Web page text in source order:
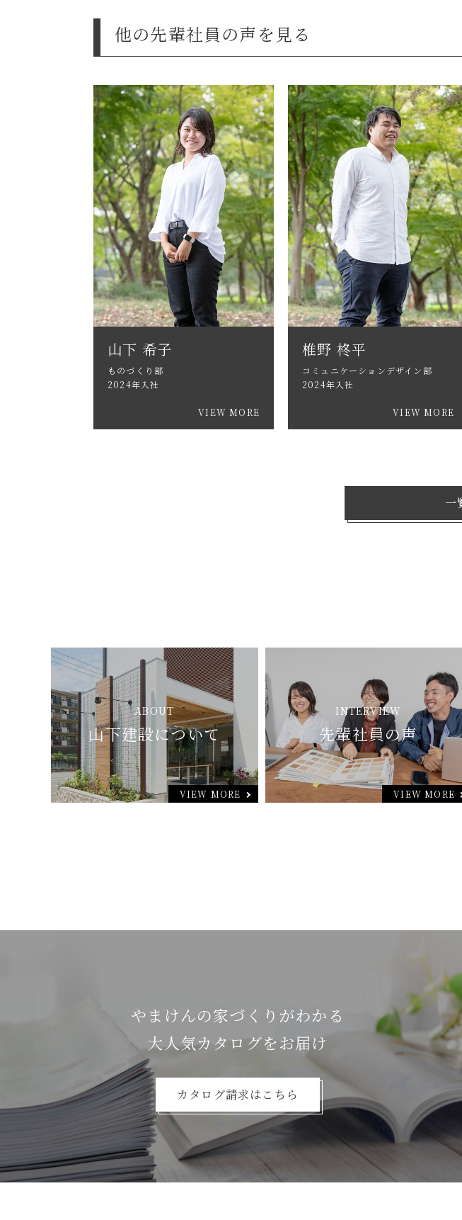
他の先輩社員の声を見る
山下 希子
ものづくり部
2024年入社
VIEW MORE
椎野 柊平
コミュニケーションデザイン部
2024年入社
VIEW MORE
一
ABOUT
山下建設について
VIEW MORE
INTERVIEW
先輩社員の声
VIEW MORE
やまけんの家づくりがわかる
⼤⼈気カタログをお届け
カタログ請求はこちら